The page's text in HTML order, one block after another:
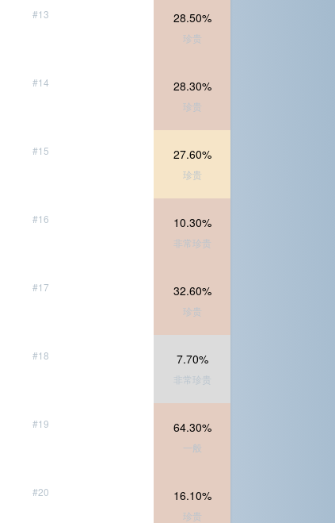
#13 28.50%
珍贵
#14 28.30%
珍贵
#15 27.60%
珍贵
#16 10.30%
非常珍贵
#17 32.60%
珍贵
#18 7.70%
非常珍贵
#19 64.30%
一般
#20 16.10%
珍贵